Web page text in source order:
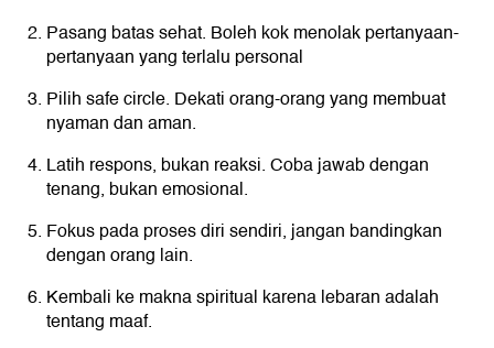
Pasang batas sehat. Boleh kok menolak pertanyaan-
pertanyaan yang terlalu personal
Pilih safe circle. Dekati orang-orang yang membuat
nyaman dan aman.
Latih respons, bukan reaksi. Coba jawab dengan
tenang, bukan emosional.
Fokus pada proses diri sendiri, jangan bandingkan
dengan orang lain.
Kembali ke makna spiritual karena lebaran adalah
tentang maaf.